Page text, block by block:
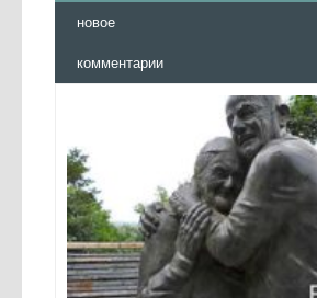
новое
комментарии